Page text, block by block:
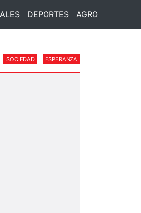
DEPORTES AGRO
SOCIEDAD ESPERANZA